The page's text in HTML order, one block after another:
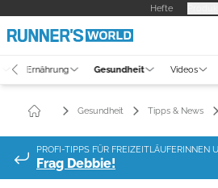
Hefte
Ernährung Gesundheit Videos
Gesundheit Tipps & News
PROFI-TIPPS FÜR FREIZEITLÄUFERINNEN
Frag Debbie!